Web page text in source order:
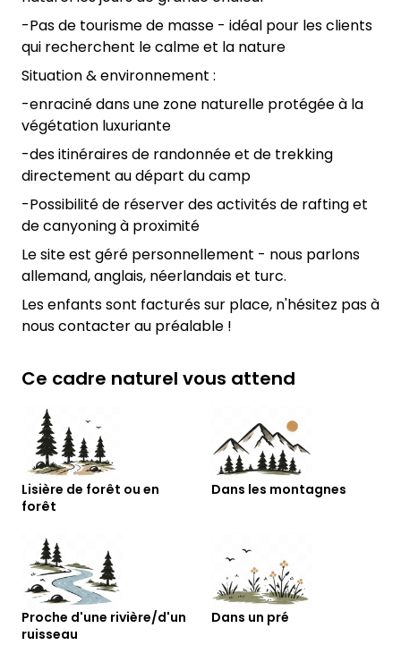
-Pas de tourisme de masse - idéal pour les clients
qui recherchent le calme et la nature
Situation & environnement :
-enraciné dans une zone naturelle protégée à la
végétation luxuriante
-des itinéraires de randonnée et de trekking
directement au départ du camp
-Possibilité de réserver des activités de rafting et
de canyoning à proximité
Le site est géré personnellement - nous parlons
allemand, anglais, néerlandais et turc.
Les enfants sont facturés sur place, n'hésitez pas à
nous contacter au préalable !
Ce cadre naturel vous attend
Lisière de forêt ou en
forêt
Dans les montagnes
Proche d'une rivière/d'un
ruisseau
Dans un pré